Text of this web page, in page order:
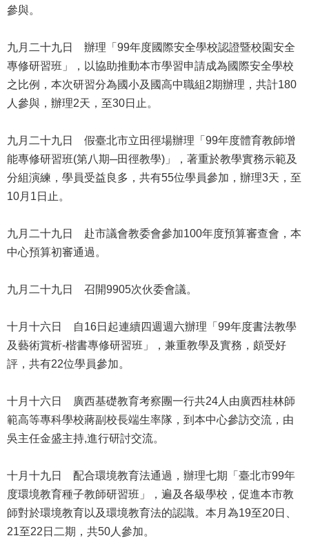
系
見
問
答
台
北
通
雙
詞
彙
隱
及
網
站
安
政
策
權
聲
明
參與。
九月二十九日 辦理「99年度國際安全學校認證暨校園安全
專修研習班」，以協助推動本市學習申請成為國際安全學校
之比例，本次研習分為國小及國高中職組2期辦理，共計180
人參與，辦理2天，至30日止。
九月二十九日 假臺北市立田徑場辦理「99年度體育教師增
能專修研習班(第八期─田徑教學)」，著重於教學實務示範及
分組演練，學員受益良多，共有55位學員參加，辦理3天，至
10月1日止。
九月二十九日 赴市議會教委會參加100年度預算審查會，本
中心預算初審通過。
九月二十九日 召開9905次伙委會議。
十月十六日 自16日起連續四週週六辦理「99年度書法教學
及藝術賞析-楷書專修研習班」，兼重教學及實務，頗受好
評，共有22位學員參加。
十月十六日 廣西基礎教育考察團一行共24人由廣西桂林師
範高等專科學校蔣副校長端生率隊，到本中心參訪交流，由
吳主任金盛主持,進行研討交流。
十月十九日 配合環境教育法通過，辦理七期「臺北市99年
度環境教育種子教師研習班」，遍及各級學校，促進本市教
師對於環境教育以及環境教育法的認識。本月為19至20日、
21至22日二期，共50人參加。